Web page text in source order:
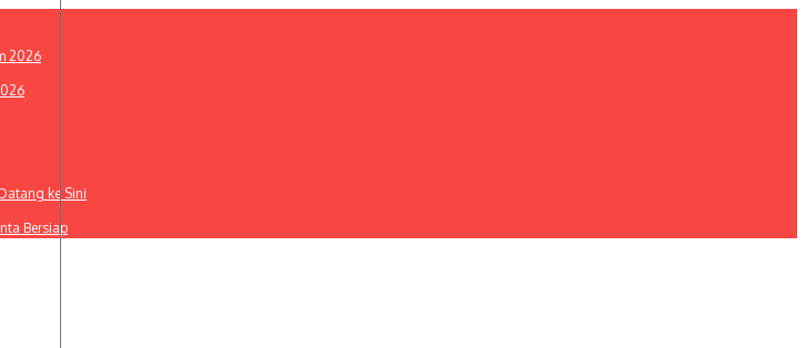
2026
ke Sini
Bersiap